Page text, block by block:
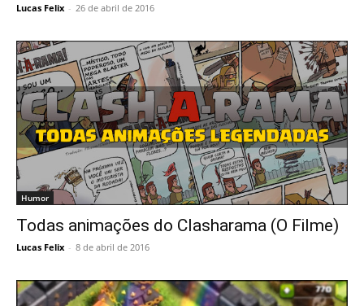
Lucas Felix - 26 de abril de 2016
Humor
Todas animações do Clasharama (O Filme)
Lucas Felix - 8 de abril de 2016